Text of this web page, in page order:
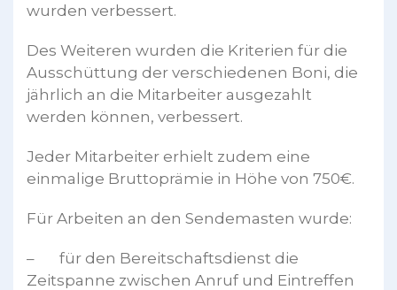
wurden verbessert.
Des Weiteren wurden die Kriterien für die
Ausschüttung der verschiedenen Boni, die
jährlich an die Mitarbeiter ausgezahlt
werden können, verbessert.
Jeder Mitarbeiter erhielt zudem eine
einmalige Bruttoprämie in Höhe von 750€.
Für Arbeiten an den Sendemasten wurde:
– für den Bereitschaftsdienst die
Zeitspanne zwischen Anruf und Eintreffen